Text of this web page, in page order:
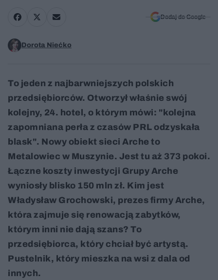
Dodaj do Google
Dorota Niećko
To jeden z najbarwniejszych polskich
przedsiębiorców. Otworzył właśnie swój
kolejny, 24. hotel, o którym mówi: "kolejna
zapomniana perła z czasów PRL odzyskała
blask". Nowy obiekt sieci Arche to
Metalowiec w Muszynie. Jest tu aż 373 pokoi.
Łączne koszty inwestycji Grupy Arche
wyniosły blisko 150 mln zł. Kim jest
Władysław Grochowski, prezes firmy Arche,
która zajmuje się renowacją zabytków,
którym inni nie dają szans? To
przedsiębiorca, który chciał być artystą.
Pustelnik, który mieszka na wsi z dala od
innych.